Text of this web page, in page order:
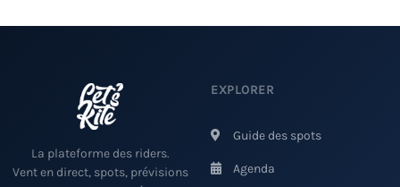
La plateforme des riders.
Vent en direct, spots, prévisions
EXPLORER
Guide des spots
Agenda